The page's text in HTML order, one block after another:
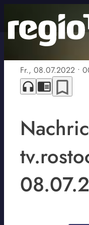
Fr., 08.07.2022 •
headphones chrome_reader_mode bookmark_border